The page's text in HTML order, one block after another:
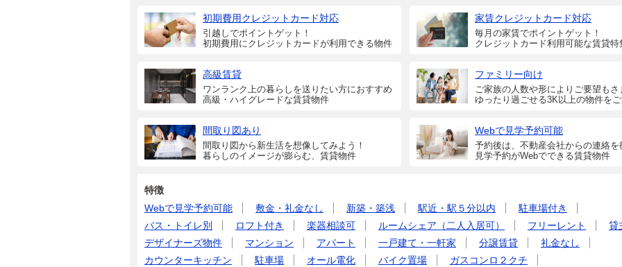
初期費用クレジットカード対応
引越しでポイントゲット！
初期費用にクレジットカードが利用できる物件
家賃クレジットカード対応
毎月の家賃でポイントゲット！
クレジットカード利用可能な賃貸特
高級賃貸
ワンランク上の暮らしを送りたい方におすすめ
高級・ハイグレードな賃貸物件
ファミリー向け
ご家族の人数や形によりご要望もさ
ゆったり過ごせる3K以上の物件をご
間取り図あり
間取り図から新生活を想像してみよう！
暮らしのイメージが膨らむ、賃貸物件
Webで見学予約可能
予約後は、不動産会社からの連絡を
見学予約がWebでできる賃貸物件
特徴
Webで見学予約可能
敷金・礼金なし 新築・築浅 駅近・駅５分以内
駐車場付き
バス・トイレ別
ロフト付き 楽器相談可 ルームシェア（二人入居可） フリーレント
貸
デザイナーズ物件
マンション アパート 一戸建て・一軒家 分譲賃貸
礼金なし
カウンターキッチン
駐車場 オール電化 バイク置場
ガスコンロ２クチ